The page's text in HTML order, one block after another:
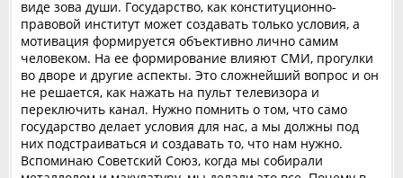
виде зова души. Государство, как конституционно-
правовой институт может создавать только условия, а
мотивация формируется объективно лично самим
человеком. На ее формирование влияют СМИ, прогулки
во дворе и другие аспекты. Это сложнейший вопрос и он
не решается, как нажать на пульт телевизора и
переключить канал. Нужно помнить о том, что само
государство делает условия для нас, а мы должны под
них подстраиваться и создавать то, что нам нужно.
Вспоминаю Советский Союз, когда мы собирали